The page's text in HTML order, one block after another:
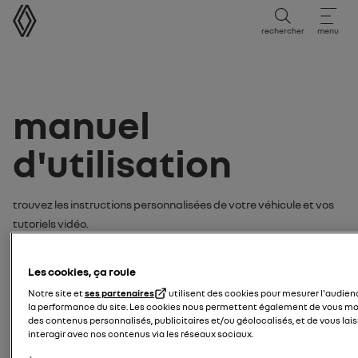
Manuel d'utilisation
rechercher menu
Manuel
d'utilisation
Trouvez les instructions personnalisées de votre véhicule et vos
tutoriels vidéo.
vidéo par :
modèle
Les cookies, ça roule
Notre site etses partenaires
utilisent des cookies pour mesurer
la performance du site. Les cookies nous permettent également de vous
des contenus personnalisés, publicitaires et/ou géolocalisés, et de vous
interagir avec nos contenus via les réseaux sociaux.